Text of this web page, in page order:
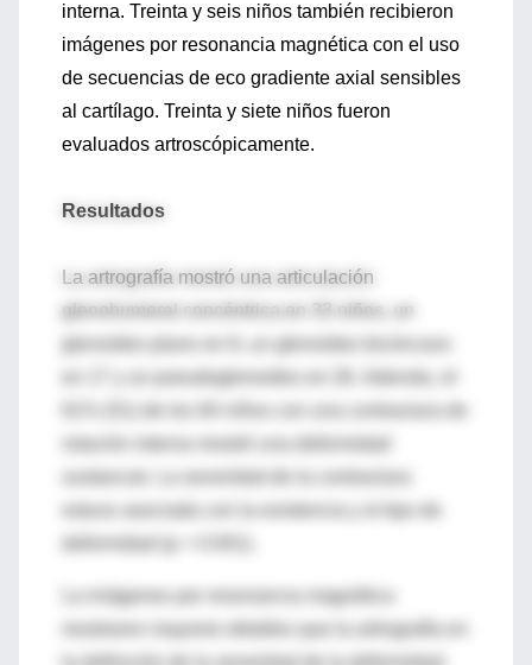
interna. Treinta y seis niños también recibieron
imágenes por resonancia magnética con el uso
de secuencias de eco gradiente axial sensibles
al cartílago. Treinta y siete niños fueron
evaluados artroscópicamente.
Resultados
La artrografía mostró una articulación
glenohumeral concéntrica en 33 niños, un
en 17 y un pseudoglenoideo en 26. Además, el
La imágenes por resonancia magnética
mostraron mayores detalles que la artrografía en